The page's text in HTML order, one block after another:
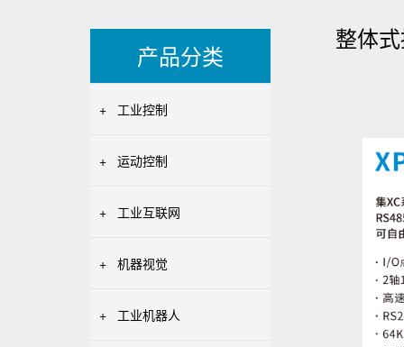
产品分类
+ 工业控制
+ 运动控制
+ 工业互联网
+ 机器视觉
+ 工业机器人
整体